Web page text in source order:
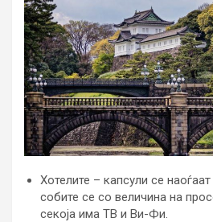
Хотелите – капсули се
собите се со величина на
секоја има ТВ и Ви-Фи.